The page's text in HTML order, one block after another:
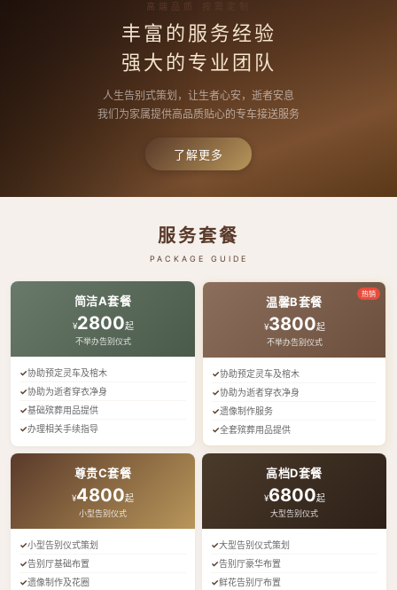
高端品质 按需定制
丰富的服务经验
强大的专业团队
人生告别式策划，让生者心安，逝者安息
我们为家属提供高品质贴心的专车接送服务
了解更多
服务套餐
PACKAGE GUIDE
简洁A套餐
¥2800起
不举办告别仪式
协助预定灵车及棺木
协助为逝者穿衣净身
基础殡葬用品提供
办理相关手续指导
热销
温馨B套餐
¥3800起
不举办告别仪式
协助预定灵车及棺木
协助为逝者穿衣净身
遗像制作服务
全套殡葬用品提供
尊贵C套餐
¥4800起
小型告别仪式
小型告别仪式策划
告别厅基础布置
遗像制作及花圈
高档D套餐
¥6800起
大型告别仪式
大型告别仪式策划
告别厅豪华布置
鲜花告别厅布置